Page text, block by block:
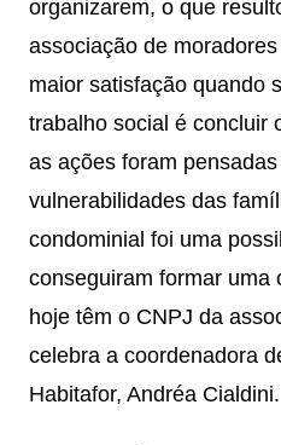
organizarem, o que
associação de
maior satisfação quando
trabalho social é concluir
as ações foram
vulnerabilidades das
condominial foi uma
conseguiram formar uma
hoje têm o CNPJ da
celebra a coordenadora
Habitafor, Andréa Cialdini.